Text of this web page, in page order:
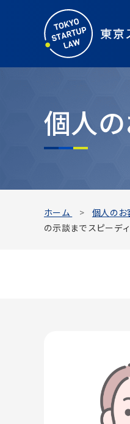
個人
ホーム 個人のお
の示談までスピーデ